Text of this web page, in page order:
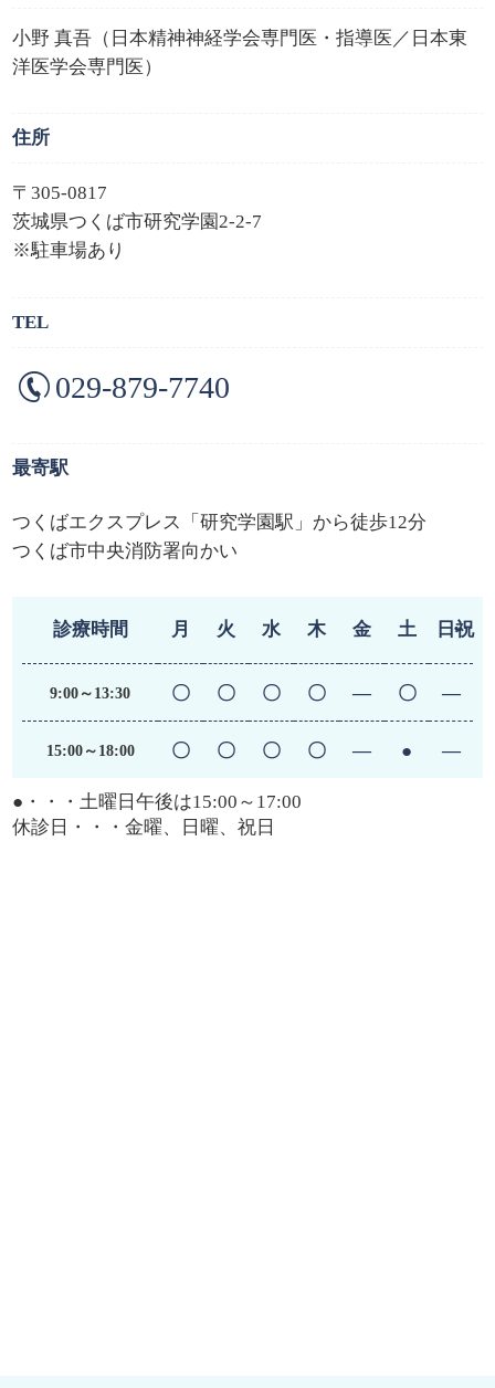
小野 真吾（日本精神神経学会専門医・指導医／日本東
洋医学会専門医）
住所
〒305-0817
茨城県つくば市研究学園2-2-7
※駐車場あり
TEL
029-879-7740
最寄駅
つくばエクスプレス「研究学園駅」から徒歩12分
つくば市中央消防署向かい
診療時間 月 火 水 木 金 土 日・祝
9:00～13:30 〇 〇 〇 〇 ― 〇 ―
15:00～18:00 〇 〇 〇 〇 ― ● ―
●・・・土曜日午後は15:00～17:00
休診日・・・金曜、日曜、祝日